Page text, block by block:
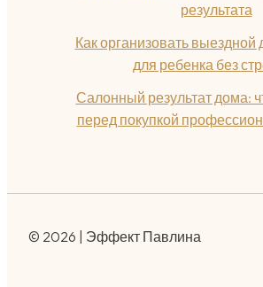
результата
Как организовать
для ребенка без
Салонный результат дома:
перед покупкой
© 2026 | Эффект Павлина